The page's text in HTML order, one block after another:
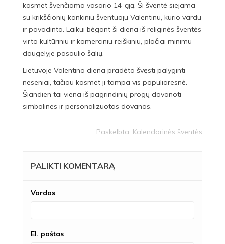
kasmet švenčiama vasario 14-ąją. Ši šventė siejama
su krikščionių kankiniu šventuoju Valentinu, kurio vardu
ir pavadinta. Laikui bėgant ši diena iš religinės šventės
virto kultūriniu ir komerciniu reiškiniu, plačiai minimu
daugelyje pasaulio šalių.
Lietuvoje Valentino diena pradėta švęsti palyginti
neseniai, tačiau kasmet ji tampa vis populiaresnė.
Šiandien tai viena iš pagrindinių progų dovanoti
simbolines ir personalizuotas dovanas.
Paskelbta: Kalendorinės šventės
PALIKTI KOMENTARĄ
Vardas
El. paštas